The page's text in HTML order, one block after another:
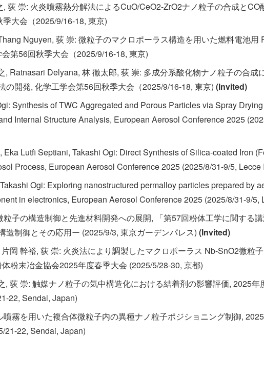
, 荻 崇: 火炎噴霧熱分解法によるCuO/CeO2-ZrO2ナノ粒子の合成とCO
大会（2025/9/16-18, 東京)
Nguyen, 荻 崇: 微粒子のマクロポーラス構造を用いた燃料電池用
第56回秋季大会（2025/9/16-18, 東京)
, Ratnasari Delyana, 林 徹太郎, 荻 崇: 多成分系酸化物ナノ粒子の合成
の開発, 化学工学会第56回秋季大会（2025/9/16-18, 東京) (Invited)
Synthesis of TWC Aggregated and Porous Particles via Spray
Internal Structure Analysis, European Aerosol Conference 2025
Eka Lutfi Septiani, Takashi Ogi: Direct Synthesis of Silica-coated Iron
Process, European Aerosol Conference 2025 (2025/8/31-9/5, Lecce
Ogi: Exploring nanostructured permalloy particles prepared by
in electronics, European Aerosol Conference 2025 (2025/8/31-9/5,
粒子の構造制御と先進材料開発への展開, 「第57回粉体工学に関する
造制御とその応用ー (2025/9/3, 東京ガーデンパレス) (Invited)
岡 幹裕, 荻 崇: 火炎法により調製したマクロポーラス Nb-SnO2微粒
粉末冶金協会2025年度春季大会 (2025/5/28-30, 京都)
, 荻 崇: 触媒ナノ粒子の気中構造化における結着剤の影響評価, 2025年
22, Sendai, Japan)
噴霧を用いた複合体微粒子内の異種ナノ粒子ポジショニング制御,
21-22, Sendai, Japan)